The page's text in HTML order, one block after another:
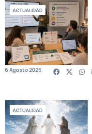
ACTUALIDAD
6 Agosto 2026
ACTUALIDAD